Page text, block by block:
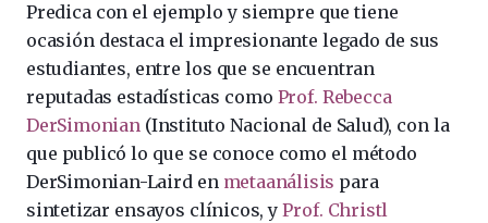
Predica con el ejemplo y siempre que tiene
ocasión destaca el impresionante legado de sus
estudiantes, entre los que se encuentran
reputadas estadísticas como Prof. Rebecca
DerSimonian(Instituto Nacional de Salud), con la
que publicó lo que se conoce como el método
DerSimonian-Laird en metaanálisis para
sintetizar ensayos clínicos, yProf. Christl